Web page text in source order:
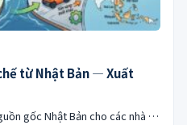
từ Nhật Bản — Xuất
gốc Nhật Bản cho các nhà …